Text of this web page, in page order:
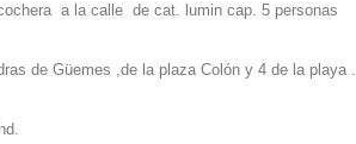
a la calle de cat. lumin cap. 5 personas
de Güemes ,de la plaza Colón y 4 de la playa .